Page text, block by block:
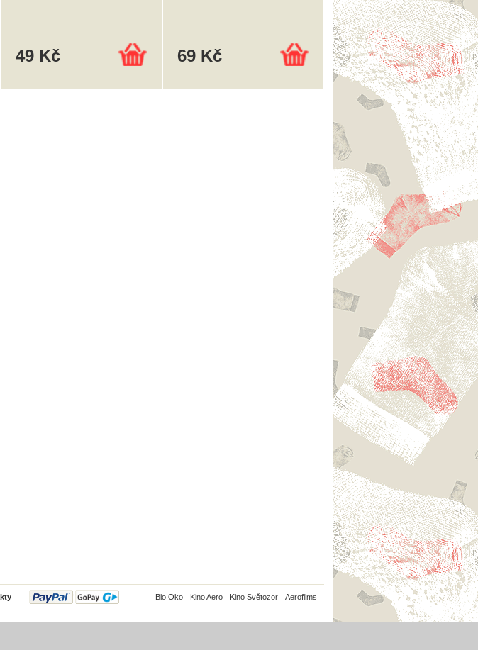
49 Kč 69 Kč
Bio Oko Kino Aero Kino Světozor Aerofilms